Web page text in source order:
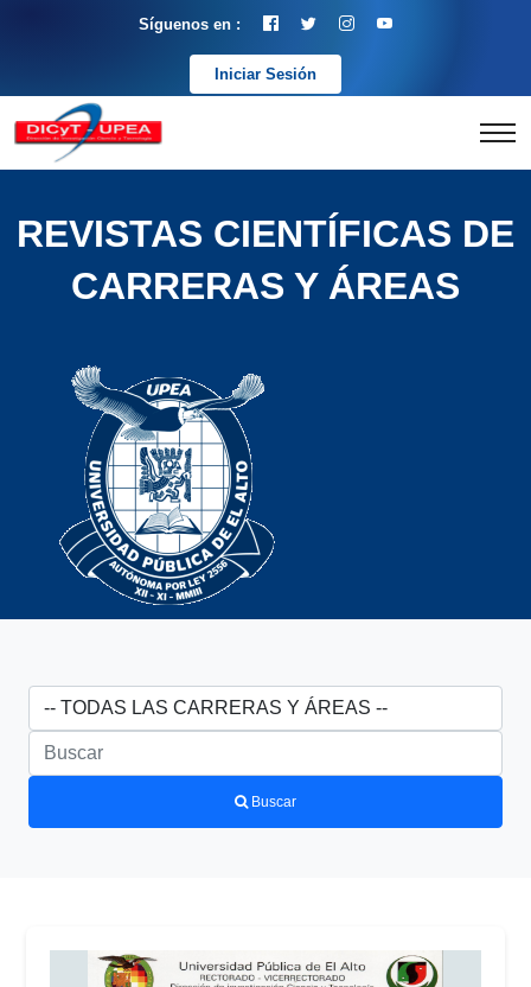
Síguenos en :
Iniciar Sesión
REVISTAS CIENTÍFICAS DE
CARRERAS Y ÁREAS
Buscar